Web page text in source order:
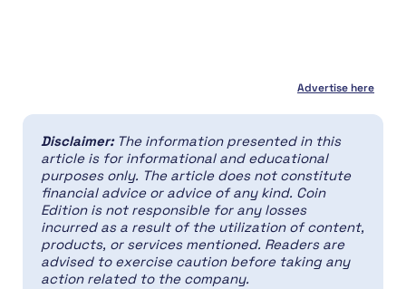
Advertise here
Disclaimer: The information presented in this
article is for informational and educational
purposes only. The article does not constitute
financial advice or advice of any kind. Coin
Edition is not responsible for any losses
incurred as a result of the utilization of content,
products, or services mentioned. Readers are
advised to exercise caution before taking any
action related to the company.